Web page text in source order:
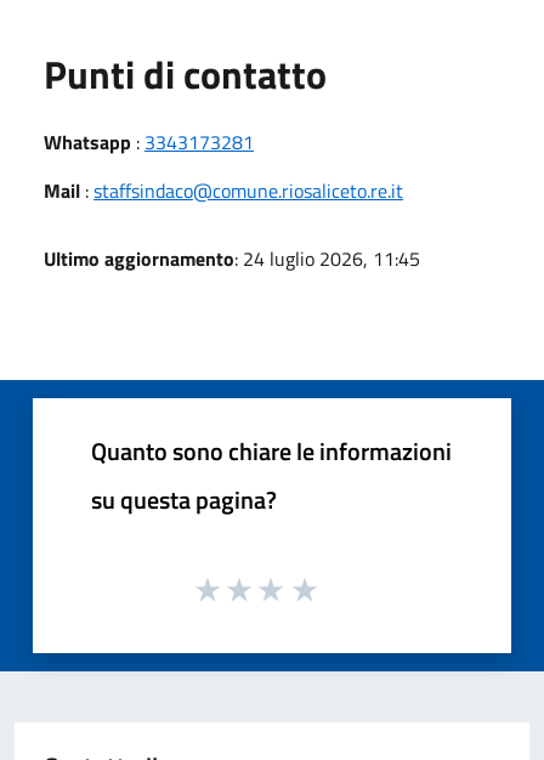
Punti di contatto
Whatsapp : 3343173281
Mail :staffsindaco@comune.riosaliceto.re.it
Ultimo aggiornamento: 24 luglio 2026, 11:45
Quanto sono chiare le informazioni
su questa pagina?